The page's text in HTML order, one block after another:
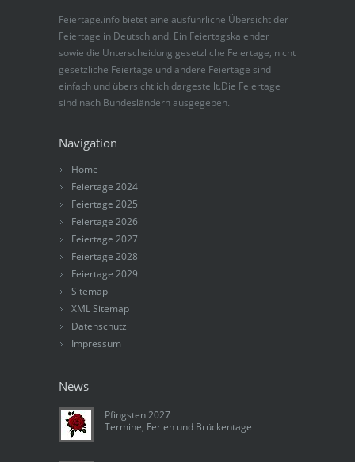
Feiertage.info bietet eine ausführliche Übersicht der
Feiertage in Deutschland. Ein Feiertagskalender
sowie die Unterscheidung gesetzliche Feiertage, nicht
gesetzliche Feiertage und andere Feiertage sind
einfach und übersichtlich dargestellt.Die Feiertage
sind nach Bundesländern ausgegeben.
Navigation
Home
Feiertage 2024
Feiertage 2025
Feiertage 2026
Feiertage 2027
Feiertage 2028
Feiertage 2029
Sitemap
XML Sitemap
Datenschutz
Impressum
News
Pfingsten 2027
Termine, Ferien und Brückentage